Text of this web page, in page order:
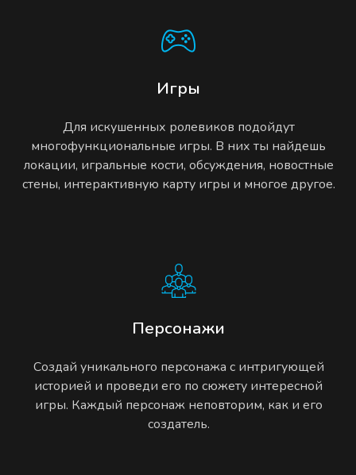
Игры
Для искушенных ролевиков подойдут
многофункциональные игры. В них ты найдешь
локации, игральные кости, обсуждения, новостные
стены, интерактивную карту игры и многое другое.
Персонажи
Создай уникального персонажа с интригующей
историей и проведи его по сюжету интересной
игры. Каждый персонаж неповторим, как и его
создатель.